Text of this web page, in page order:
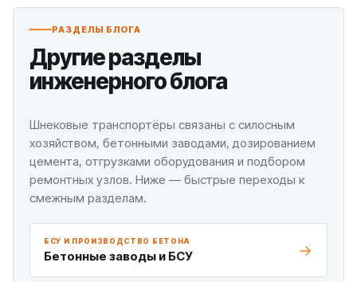
РАЗДЕЛЫ БЛОГА
Другие разделы
инженерного блога
Шнековые транспортёры связаны с силосным
хозяйством, бетонными заводами, дозированием
цемента, отгрузками оборудования и подбором
ремонтных узлов. Ниже — быстрые переходы к
смежным разделам.
БСУ И ПРОИЗВОДСТВО БЕТОНА
Бетонные заводы и БСУ